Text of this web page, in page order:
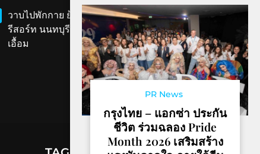
PR News
กรุงไทย – แอกซ่า ประกัน
ชีวิต ร่วมฉลอง Pride
Month 2026 เสริมสร้าง
วาบไปพักกาย ย้อนเวลาไปพักใจที่ ‘ทับขวัญ
รีสอร์ท นนทบุรี’ เสน่ห์เรือนไทยโบราณใกล้แค่
เอื้อม